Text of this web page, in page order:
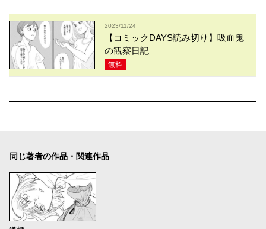
2023/11/24
【コミックDAYS読み切り】吸血鬼
の観察日記
無料
同じ著者の作品・関連作品